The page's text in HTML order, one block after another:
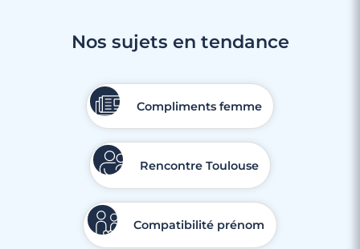
Nos sujets en tendance
Compliments femme
Rencontre Toulouse
Compatibilité prénom